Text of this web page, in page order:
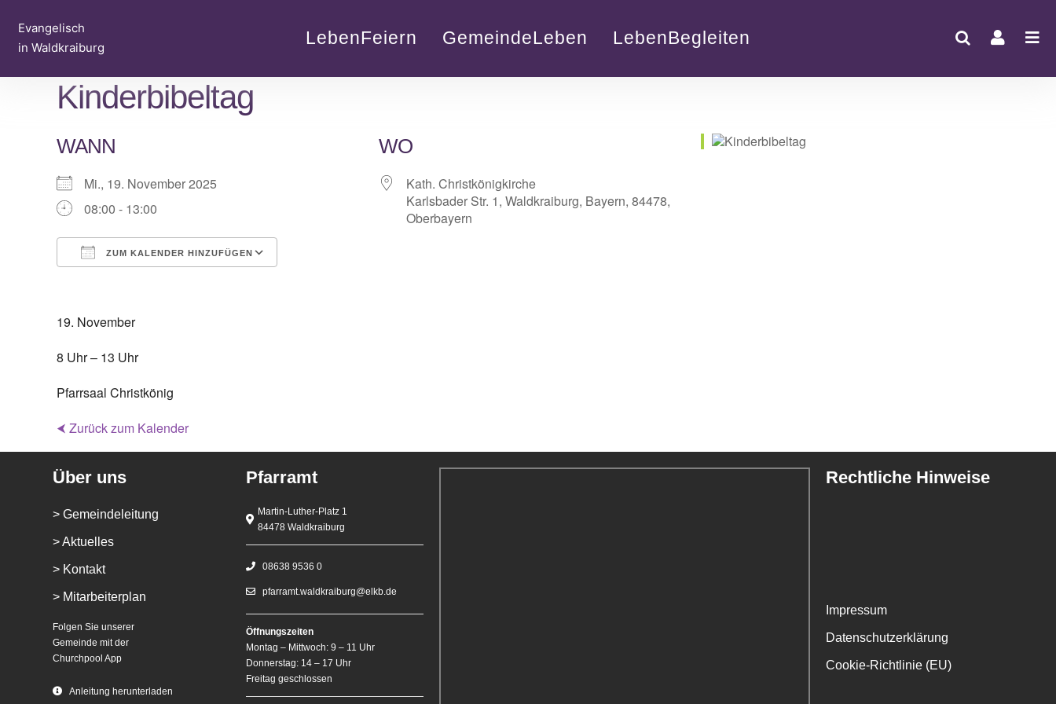
Inhalt
springen
Evangelisch
in Waldkraiburg
LebenFeiern GemeindeLeben LebenBegleiten
Kinderbibeltag
WANN
Mi., 19. November 2025
08:00 - 13:00
ZUM KALENDER HINZUFÜGEN
WO
Kath. Christkönigkirche
Karlsbader Str. 1, Waldkraiburg, Bayern, 84478,
Oberbayern
19. November
8 Uhr – 13 Uhr
Pfarrsaal Christkönig
⮜ Zurück zum Kalender
Über uns
> Gemeindeleitung
> Aktuelles
> Kontakt
> Mitarbeiterplan
Folgen Sie unserer
Gemeinde mit der
Churchpool App
Anleitung herunterladen
Pfarramt
Martin-Luther-Platz 1
84478 Waldkraiburg
08638 9536 0
pfarramt.waldkraiburg@elkb.de
Öffnungszeiten
Montag – Mittwoch: 9 – 11 Uhr
Donnerstag: 14 – 17 Uhr
Freitag geschlossen
Rechtliche Hinweise
Impressum
Datenschutzerklärung
Cookie-Richtlinie (EU)